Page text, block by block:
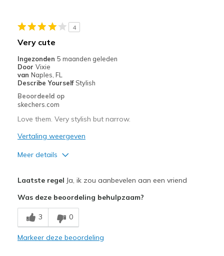
Maat
Lijkt goed van maat
View On Shoes
Ik ben echt dol op schoenen
4
Very cute
Ingezonden 5 maanden geleden
Door Vixie
van Naples, FL
Describe Yourself Stylish
Beoordeeld op
skechers.com
Love them. Very stylish but narrow.
Vertaling weergeven
Meer details
Comfortable
Stylish
Laatste regel Ja, ik zou aanbevelen aan een vriend
Was deze beoordeling behulpzaam?
3 0
Markeer deze beoordeling